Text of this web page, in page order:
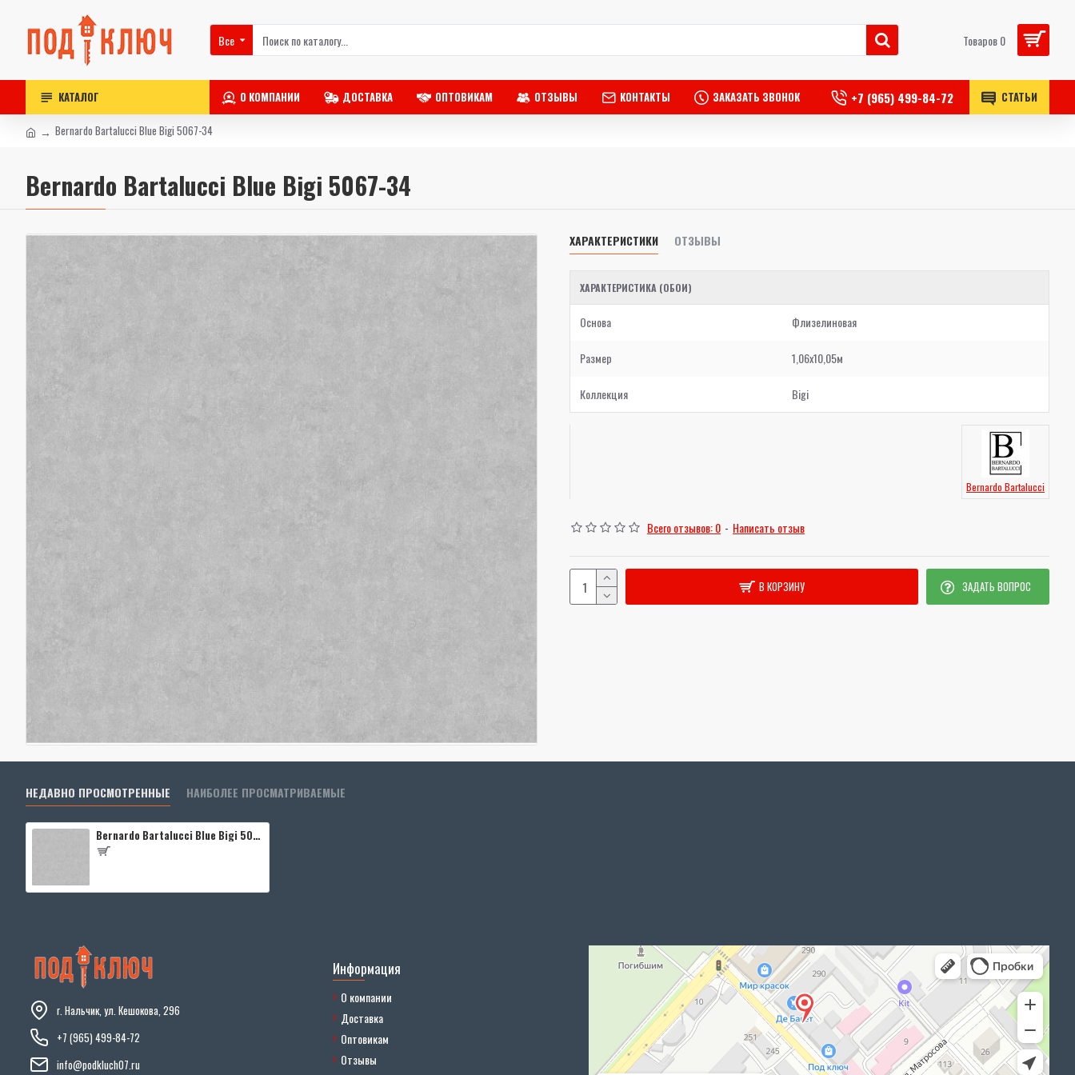
Все Товаров 0
КАТАЛОГ О КОМПАНИИ ДОСТАВКА ОПТОВИКАМ ОТЗЫВЫ КОНТАКТЫ ЗАКАЗАТЬ ЗВОНОК +7 (965) 499-84-72 СТАТЬИ
Bernardo Bartalucci Blue Bigi 5067-34
Bernardo Bartalucci Blue Bigi 5067-34
ХАРАКТЕРИСТИКИ ОТЗЫВЫ
ХАРАКТЕРИСТИКА (ОБОИ)
Основа Флизелиновая
Размер 1,06x10,05м
Коллекция Bigi
Bernardo Bartalucci
Всего отзывов: 0 - Написать отзыв
В КОРЗИНУ ЗАДАТЬ ВОПРОС
НЕДАВНО ПРОСМОТРЕННЫЕ НАИБОЛЕЕ ПРОСМАТРИВАЕМЫЕ
Bernardo Bartalucci Blue Bigi 5067-34
г. Нальчик, ул. Кешокова, 296
+7 (965) 499-84-72
info@podkluch07.ru
Информация
О компании
Доставка
Оптовикам
Отзывы